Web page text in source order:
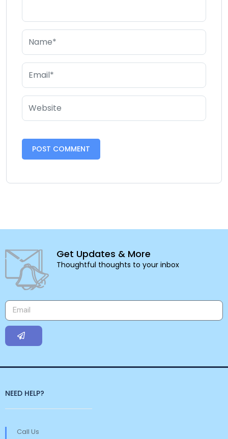
Get Updates & More
Thoughtful thoughts to your inbox
NEED HELP?
Call Us